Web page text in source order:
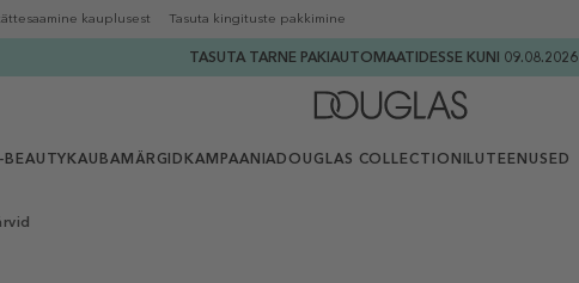
kauplusest Tasuta kingituste pakkimine
TASUTA TARNE PAKIAUTOMAATIDESSE KUNI 09.08.2026
BEAUTY KAUBAMÄRGID KAMPAANIADOUGLAS COLLECTION ILUTEENUSED